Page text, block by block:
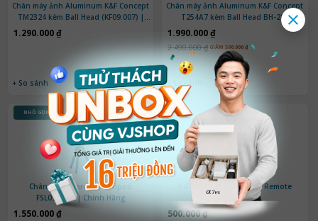
Chân máy ảnh Aluminum K&F Concept
TM2324 kèm Ball Head (KF09.007) |
Chính Hãng
1.290.000 ₫
+ So sánh
Chân máy ảnh Aluminum K&F Concept
T254A7 kèm Ball Head BH-28L
(KF09.119) | Chính Hãng
1.990.000 ₫
2.490.000 ₫ GIẢM 500.000 ₫
+ So sánh
Chân máy Benro Slim Tripod
FSL09AN00 | Chính Hãng
1.550.000 ₫
NHỎ GỌN
PGYTECH Mantis RC M1 Remote
Control
500.000 ₫